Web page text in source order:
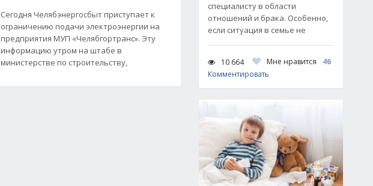
Сегодня Челябэнергосбыт приступает к
ограничению подачи электроэнергии на
предприятия МУП «Челябгортранс». Эту
информацию утром на штабе в
министерстве по строительству,
специалисту в области
отношений и брака. Особенно,
если ситуация в семье не
10 664 Мне нравится
46
Комментировать